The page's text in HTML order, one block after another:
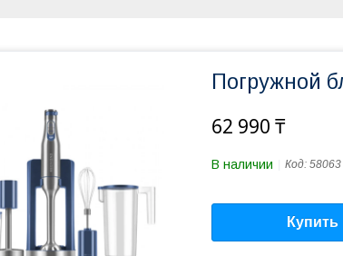
Погружной
62 990 ₸
В наличии Код: 58063
Купить